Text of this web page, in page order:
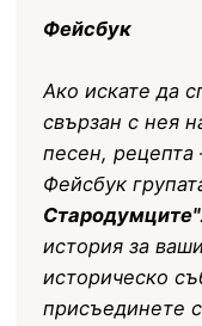
Фейсбук
Ако искате да
свързан с нея
песен,
Фейсбук
Стародумците"
история за
историческо
присъединете